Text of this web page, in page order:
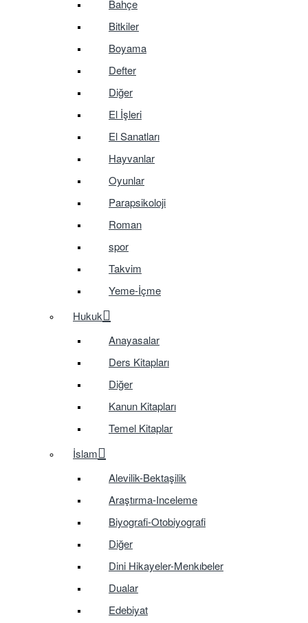
Bahçe
Bitkiler
Boyama
Defter
Diğer
El İşleri
El Sanatları
Hayvanlar
Oyunlar
Parapsikoloji
Roman
spor
Takvim
Yeme-İçme
Hukuk
Anayasalar
Ders Kitapları
Diğer
Kanun Kitapları
Temel Kitaplar
İslam
Alevilik-Bektaşilik
Araştırma-Inceleme
Biyografi-Otobiyografi
Diğer
Dini Hikayeler-Menkıbeler
Dualar
Edebiyat